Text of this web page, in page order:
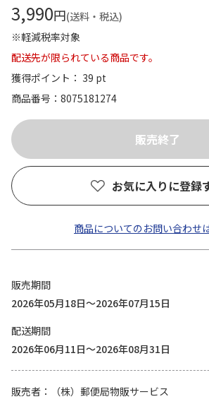
3,990円(送料・税込)
※軽減税率対象
配送先が限られている商品です。
獲得ポイント： 39 pt
商品番号
8075181274
お気に入りに登録
商品についてのお問い合わせ
販売期間
2026年05月18日～2026年07月15日
配送期間
2026年06月11日～2026年08月31日
販売者
（株）郵便局物販サービス